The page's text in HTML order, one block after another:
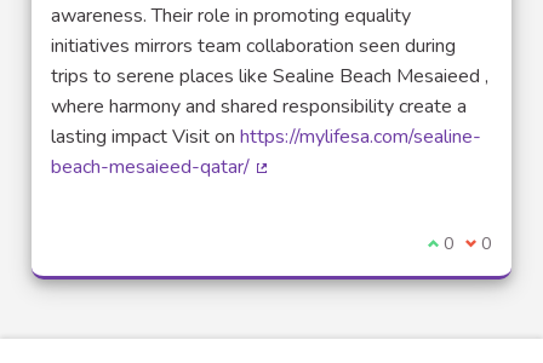
awareness. Their role in promoting equality
initiatives mirrors team collaboration seen during
trips to serene places like Sealine Beach Mesaieed ,
where harmony and shared responsibility create a
lasting impact Visit on https://mylifesa.com/sealine-
beach-mesaieed-qatar/
Je suis
0 Je ne
0